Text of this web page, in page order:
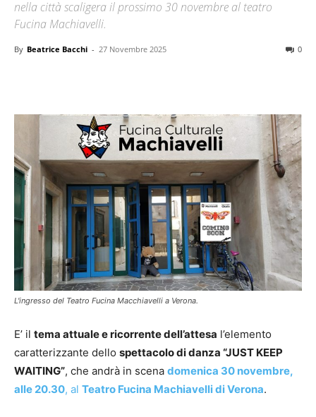
nella città scaligera il prossimo 30 novembre al teatro
Fucina Machiavelli.
By Beatrice Bacchi - 27 Novembre 2025 0
L'ingresso del Teatro Fucina Macchiavelli a Verona.
E’ il tema attuale e ricorrente dell’attesa l’elemento
caratterizzante dello spettacolo di danza “JUST KEEP
WAITING”, che andrà in scena domenica 30 novembre,
alle 20.30, al Teatro Fucina Machiavelli di Verona.